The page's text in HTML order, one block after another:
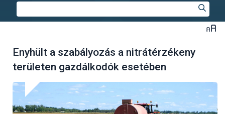
Enyhült a szabályozás a nitrátérzékeny
területen gazdálkodók esetében